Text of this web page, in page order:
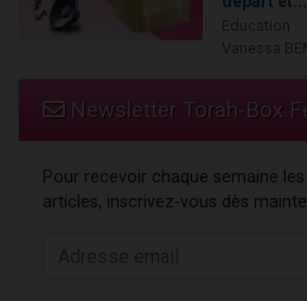
Newsletter Torah-Box
Pour recevoir chaque semaine
articles, inscrivez-vous dès